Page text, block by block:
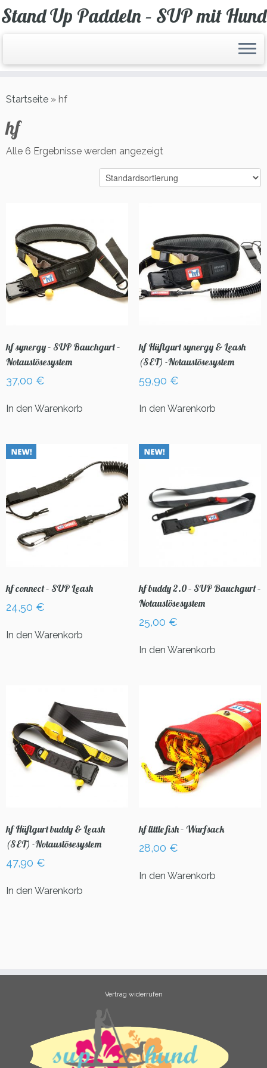
Zum
Inhalt
Stand Up Paddeln – SUP mit Hund
Startseite » hf
hf
Alle 6 Ergebnisse werden angezeigt
hf synergy – SUP Bauchgurt –
Notauslösesystem
37,00 €
In den Warenkorb
hf Hüftgurt synergy & Leash
(SET) -Notauslösesystem
59,90 €
In den Warenkorb
hf connect – SUP Leash
24,50 €
In den Warenkorb
hf buddy 2.0 – SUP Bauchgurt –
Notauslösesystem
25,00 €
In den Warenkorb
hf Hüftgurt buddy & Leash
(SET) -Notauslösesystem
47,90 €
In den Warenkorb
hf little fish – Wurfsack
28,00 €
In den Warenkorb
Vertrag widerrufen